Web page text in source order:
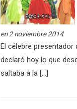
en 2 noviembre 2014
El célebre
declaró hoy lo que
saltaba a la […]